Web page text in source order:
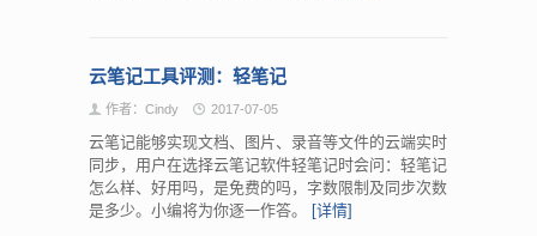
云笔记工具评测：轻笔记
作者：Cindy 2017-07-05
云笔记能够实现文档、图片、录音等文件的云端实时
同步，用户在选择云笔记软件轻笔记时会问：轻笔记
怎么样、好用吗，是免费的吗，字数限制及同步次数
是多少。小编将为你逐一作答。
[详情]